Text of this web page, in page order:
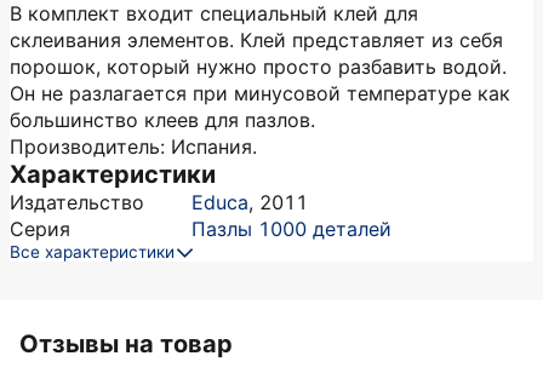
В комплект входит специальный клей для
склеивания элементов. Клей представляет из себя
порошок, который нужно просто разбавить водой.
Он не разлагается при минусовой температуре как
большинство клеев для пазлов.
Производитель: Испания.
Характеристики
Издательство Educa, 2011
Серия
Пазлы 1000 деталей
Все характеристики
Отзывы на товар